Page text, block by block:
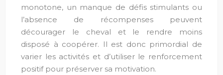
monotone, un manque de défis stimulants ou
l’absence de récompenses peuvent
décourager le cheval et le rendre moins
disposé à coopérer. Il est donc primordial de
varier les activités et d’utiliser le renforcement
positif pour préserver sa motivation.